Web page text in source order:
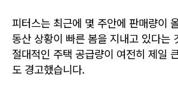
피터스는 최근에 몇 주안에 판매량이
동산 상황이 빠른 봄을 지내고 있다는
절대적인 주택 공급량이 여전히 제일
도 경고했습니다.